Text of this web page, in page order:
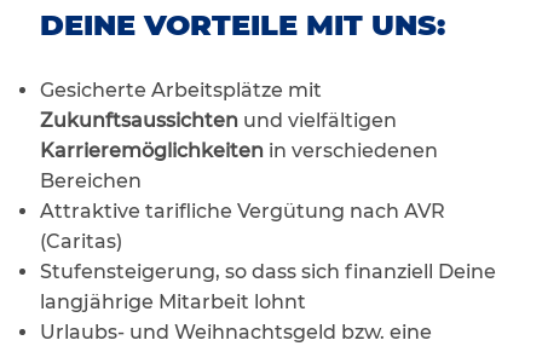
DEINE VORTEILE MIT UNS:
Gesicherte Arbeitsplätze mit
Zukunftsaussichtenund vielfältigen
Karrieremöglichkeiten in verschiedenen
Bereichen
Attraktive tarifliche Vergütung nach AVR
(Caritas)
Stufensteigerung, so dass sich finanziell Deine
langjährige Mitarbeit lohnt
Urlaubs- und Weihnachtsgeld bzw. eine